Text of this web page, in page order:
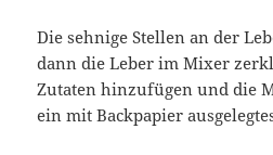
Die sehnige Stellen an der
dann die Leber im Mixer
Zutaten hinzufügen und die
ein mit Backpapier